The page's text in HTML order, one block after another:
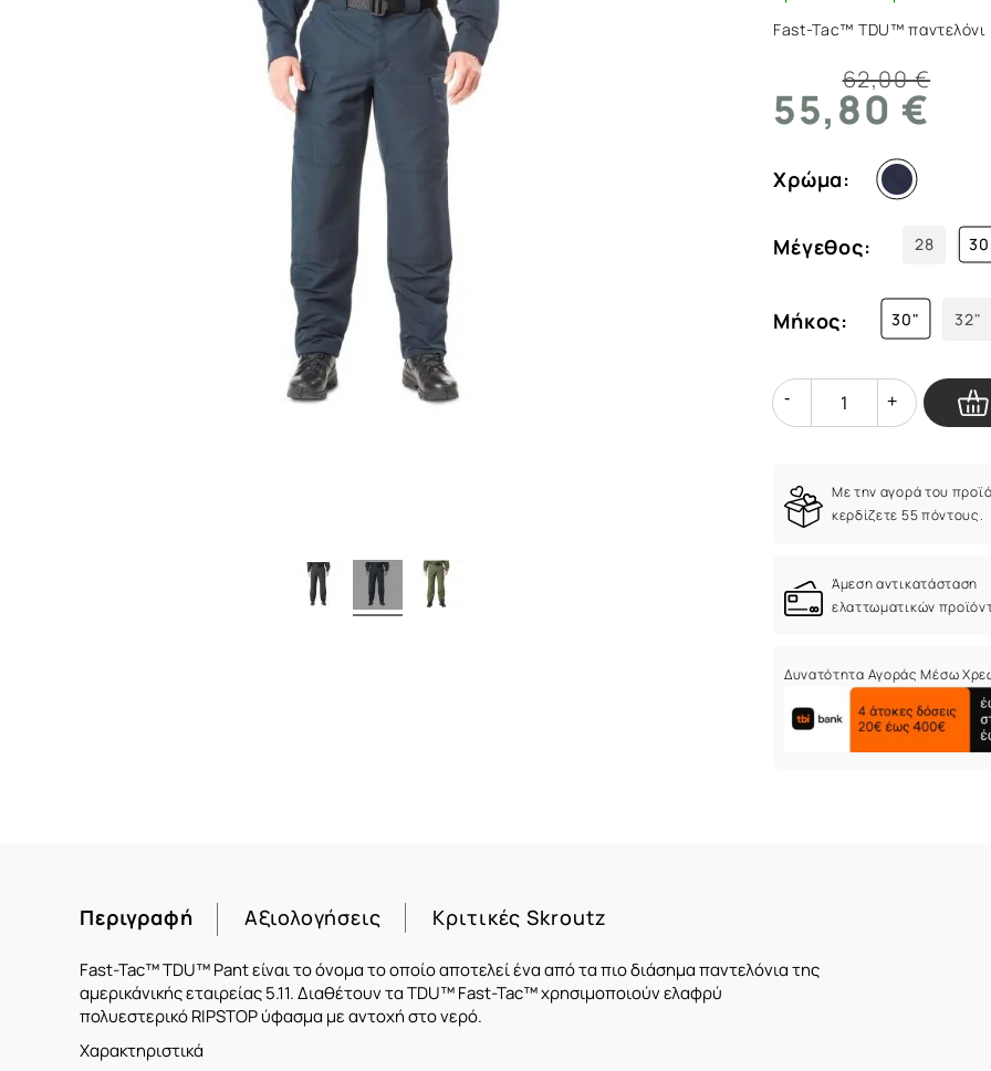
ArmyMarket.gr
Fast-Tac™ TDU™ παντελόνι
55,80 €
62,00 €
Χρώμα:
Μέγεθος: 28 30
Μήκος: 30" 32"
Quantity
Quantity
Με την αγορά του
κερδίζετε 55 πόντους.
Άμεση αντικατάσταση
ελαττωματικών
Δυνατότητα Αγοράς Μέσω
Περιγραφή Αξιολογήσεις Κριτικές Skroutz
Fast-Tac™ TDU™ Pant είναι το όνομα το οποίο αποτελεί ένα από τα πιο διάσημα παντελόνια της
αμερικάνικής εταιρείας 5.11. Διαθέτουν τα TDU™ Fast-Tac™ χρησιμοποιούν ελαφρύ
πολυεστερικό RIPSTOP ύφασμα με αντοχή στο νερό.
Χαρακτηριστικά